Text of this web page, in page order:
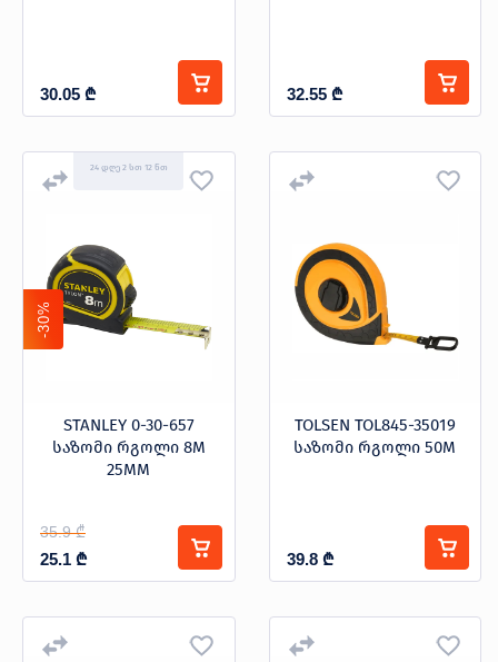
30.05 ₾ 32.55 ₾
24 დღე 2 სთ 12 წთ
-30%
STANLEY 0-30-657
საზომი რგოლი 8M
25MM
35.9 ₾
25.1 ₾
TOLSEN TOL845-35019
საზომი რგოლი 50M
39.8 ₾